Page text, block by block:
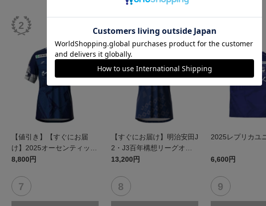
【値引き】【すぐにお届
け】2025オーセンティック
ユニフォーム FP1st
8,800円
【すぐにお届け】明治安田J
2・J3百年構想リーグオー
センティックユニフォーム
13,200円
2025レプリカユ
6,600円